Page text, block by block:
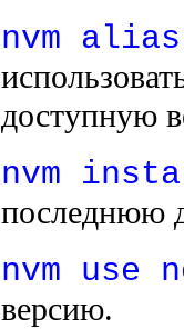
nvm
доступную
nvm
последнюю
nvm use
версию.